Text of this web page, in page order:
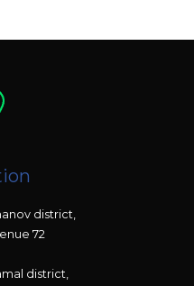
district,
72
district,